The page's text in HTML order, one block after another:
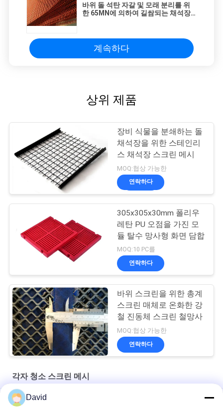
바위 돌 석탄 자갈 및 모래 분리를 위
한 65MN에 의하여 길쌈되는 채석장
계속하다
상위 제품
장비 식물을 분쇄하는 돌
채석장을 위한 스테인리
스 채석장 스크린 메시
MOQ:협상 가능한
연락하다
305x305x30mm 폴리우
레탄 PU 오점을 가진 모
듈 탈수 망사형 화면 담합
MOQ:10 PC를
연락하다
바위 스크린을 위한 총계
스크린 매체로 온화한 강
철 진동체 스크린 철망사
MOQ:협상 가능한
연락하다
각자 청소 스크린 메시
실리카 모래 세척용 셰이커 자갈 채광 진동 스크린
David